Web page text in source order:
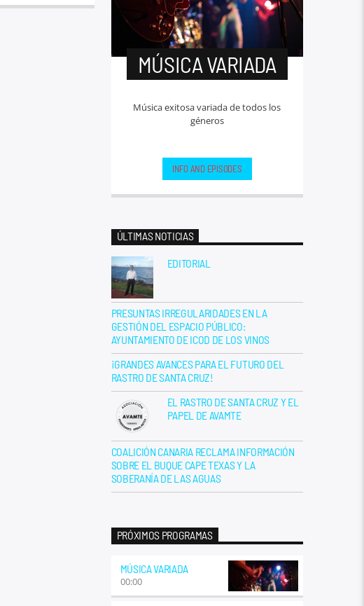
MÚSICA VARIADA
Música exitosa variada de todos los
géneros
INFO AND EPISODES
ÚLTIMAS NOTICIAS
EDITORIAL
PRESUNTAS IRREGULARIDADES EN LA
GESTIÓN DEL ESPACIO PÚBLICO:
AYUNTAMIENTO DE ICOD DE LOS VINOS
¡GRANDES AVANCES PARA EL FUTURO DEL
RASTRO DE SANTA CRUZ!
EL RASTRO DE SANTA CRUZ Y EL
PAPEL DE AVAMTE
COALICIÓN CANARIA RECLAMA INFORMACIÓN
SOBRE EL BUQUE CAPE TEXAS Y LA
SOBERANÍA DE LAS AGUAS
PRÓXIMOS PROGRAMAS
MÚSICA VARIADA
00:00